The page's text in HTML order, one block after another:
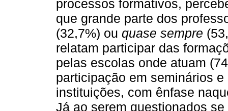
processos formativos,
que grande parte dos
(32,7%) ou quase sempre
relatam participar das
pelas escolas onde atuam
participação em seminários
instituições, com ênfase
Já ao serem questionados